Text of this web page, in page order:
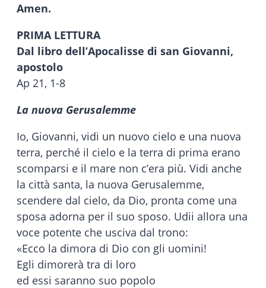
Amen.
PRIMA LETTURA
Dal libro dell’Apocalisse di san Giovanni,
apostolo
Ap 21, 1-8
La nuova Gerusalemme
Io, Giovanni, vidi un nuovo cielo e una nuova
terra, perché il cielo e la terra di prima erano
scomparsi e il mare non c’era più. Vidi anche
la città santa, la nuova Gerusalemme,
scendere dal cielo, da Dio, pronta come una
sposa adorna per il suo sposo. Udii allora una
voce potente che usciva dal trono:
«Ecco la dimora di Dio con gli uomini!
Egli dimorerà tra di loro
ed essi saranno suo popolo